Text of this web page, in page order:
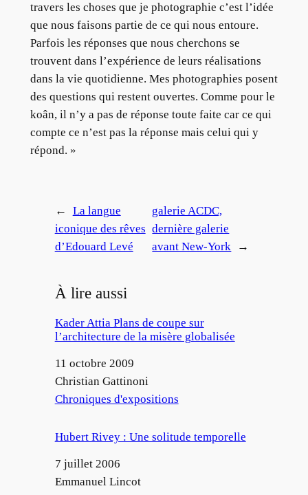
travers les choses que je photographie c’est l’idée
que nous faisons partie de ce qui nous entoure.
Parfois les réponses que nous cherchons se
trouvent dans l’expérience de leurs réalisations
dans la vie quotidienne. Mes photographies posent
des questions qui restent ouvertes. Comme pour le
koân, il n’y a pas de réponse toute faite car ce qui
compte ce n’est pas la réponse mais celui qui y
répond. »
←
La langue
iconique des rêves
d’Edouard Levé
galerie ACDC,
dernière galerie
avant New-York
→
À lire aussi
Kader Attia Plans de coupe sur
l’architecture de la misère globalisée
Date
11 octobre 2009
Auteur
Christian Gattinoni
Par rapport à
Chroniques d'expositions
Hubert Rivey : Une solitude temporelle
Date
7 juillet 2006
Auteur
Emmanuel Lincot